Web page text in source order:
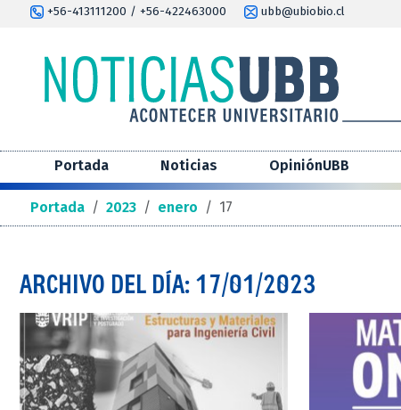
+56-413111200 / +56-422463000 ubb@ubiobio.cl
Portada Noticias OpiniónUBB
Portada / 2023 / enero / 17
ARCHIVO DEL DÍA: 17/01/2023